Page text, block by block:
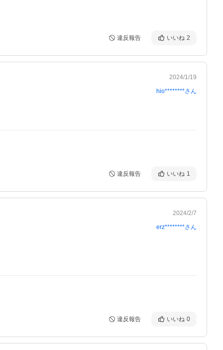
違反報告 いいね 2
2024/1/19
hio********さん
違反報告 いいね 1
2024/2/7
erz********さん
違反報告 いいね 0